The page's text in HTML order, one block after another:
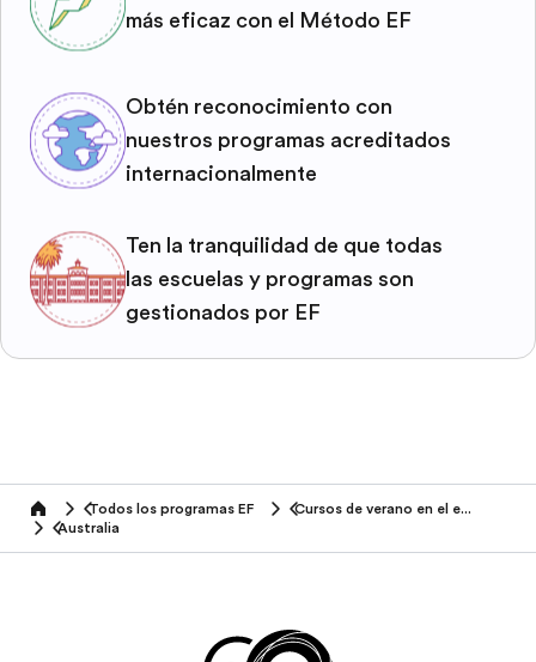
más eficaz con el Método EF
Obtén reconocimiento con
nuestros programas acreditados
internacionalmente
Ten la tranquilidad de que todas
las escuelas y programas son
gestionados por EF
home Todos los programas EF
Cursos de verano en el extranjero
Australia